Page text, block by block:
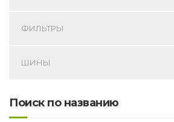
ФИЛЬТРЫ
ШИНЫ
Поиск по названию